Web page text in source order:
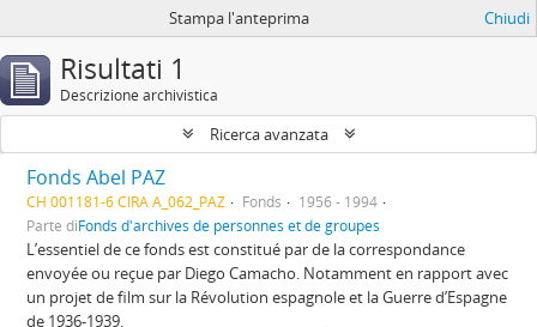
Stampa l'anteprima Chiudi
Risultati 1
Descrizione archivistica
Ricerca avanzata
Fonds Abel PAZ
CH 001181-6 CIRA A_062_PAZ Fonds
1956 - 1994
Parte diFonds d'archives de personnes et de groupes
L’essentiel de ce fonds est constitué par de la correspondance
envoyée ou reçue par Diego Camacho. Notamment en rapport avec
un projet de film sur la Révolution espagnole et la Guerre d’Espagne
de 1936-1939.